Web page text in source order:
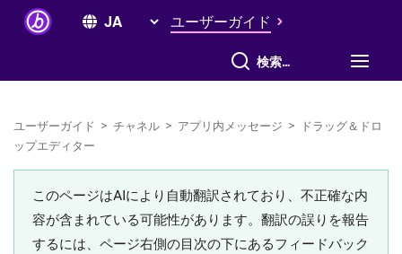
ユーザーガイド
すべて検索
ユーザーガイド > チャネル > アプリ内メッセージ >
ドラッグ＆ドロ
ップエディター
このページはAIにより自動翻訳されており、不正確な内
容が含まれている可能性があります。翻訳の誤りを報告
するには、ページ右側の目次の下にあるフィードバック